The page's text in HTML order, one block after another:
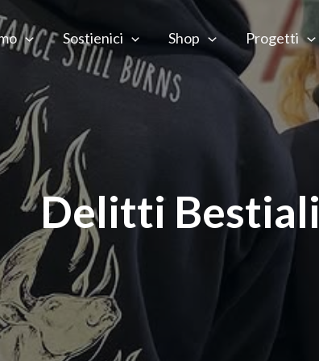
Sostienici Shop Progetti
Delitti Bestiali